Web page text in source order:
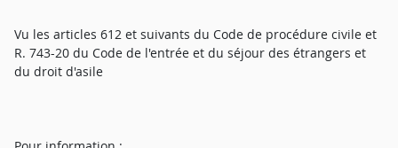
Vu les articles 612 et suivants du Code de procédure civile et
R. 743-20 du Code de l'entrée et du séjour des étrangers et
du droit d'asile